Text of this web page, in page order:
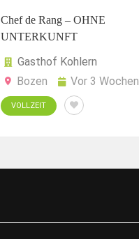
Chef de Rang – OHNE
UNTERKUNFT
Gasthof Kohlern
Bozen
Vor 3 Wochen
VOLLZEIT